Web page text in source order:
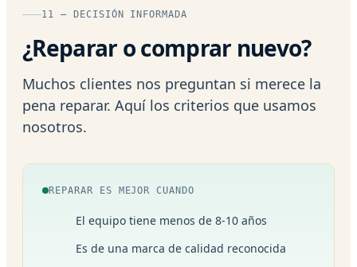
11 — DECISIÓN INFORMADA
¿Reparar o comprar nuevo?
Muchos clientes nos preguntan si merece la
pena reparar. Aquí los criterios que usamos
nosotros.
REPARAR ES MEJOR CUANDO
El equipo tiene menos de 8-10 años
Es de una marca de calidad reconocida